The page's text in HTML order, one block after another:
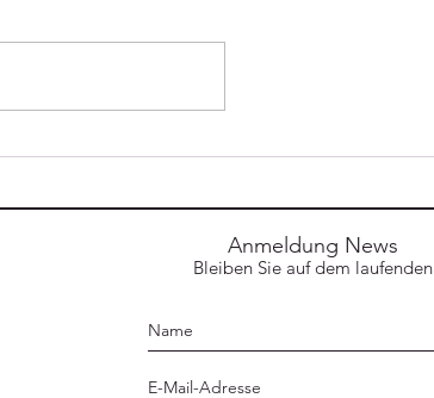
Erfolgreiche Teilnahme am
Anmeldung News
Bleiben Sie auf dem laufenden